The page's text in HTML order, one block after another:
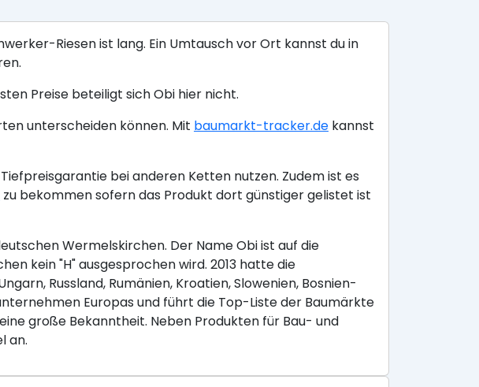
Riesen ist lang. Ein Umtausch vor Ort kannst du in
Preise beteiligt sich Obi hier nicht.
unterscheiden können. Mit baumarkt-tracker.de kannst
bei anderen Ketten nutzen. Zudem ist es
zu bekommen sofern das Produkt dort günstiger gelistet ist
Wermelskirchen. Der Name Obi ist auf die
kein "H" ausgesprochen wird. 2013 hatte die
Russland, Rumänien, Kroatien, Slowenien, Bosnien-
Europas und führt die Top-Liste der Baumärkte
große Bekanntheit. Neben Produkten für Bau- und
an.